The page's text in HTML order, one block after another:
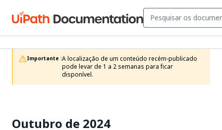
Importante :A localização de um conteúdo recém-publicado
pode levar de 1 a 2 semanas para ficar
disponível.
Outubro de 2024